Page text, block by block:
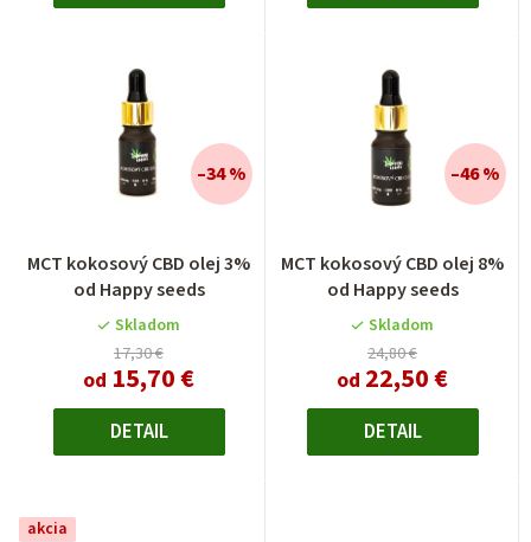
MCT kokosový CBD olej 3%
od Happy seeds
Skladom
17,30 €
od 15,70 €
–34 %
DETAIL
MCT kokosový CBD olej 8%
od Happy seeds
Skladom
24,80 €
od 22,50 €
–46 %
DETAIL
akcia